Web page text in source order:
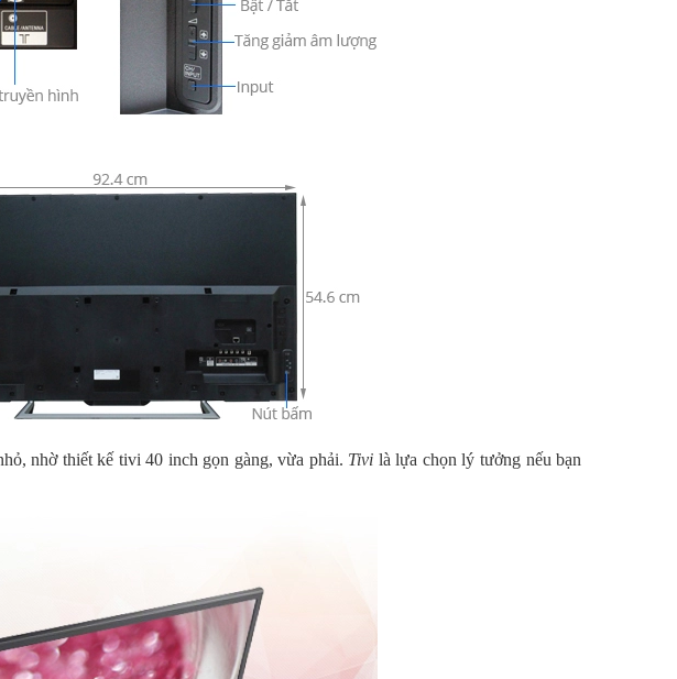
nhờ thiết kế tivi 40 inch gọn gàng, vừa phải. Tivi là lựa chọn lý tưởng nếu bạn